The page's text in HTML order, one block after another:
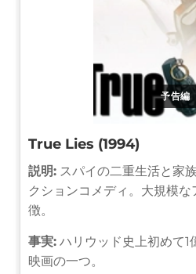
予告編
True Lies (1994)
説明: スパイの二重生活と家
クションコメディ。大規模
徴。
事実: ハリウッド史上初めて1
映画の一つ。